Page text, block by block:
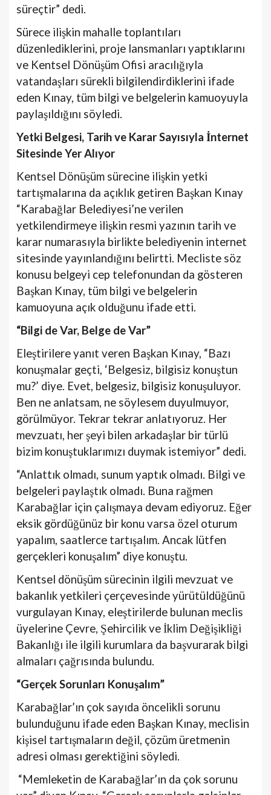
süreçtir” dedi.
Sürece ilişkin mahalle toplantıları
düzenlediklerini, proje lansmanları yaptıklarını
ve Kentsel Dönüşüm Ofisi aracılığıyla
vatandaşları sürekli bilgilendirdiklerini ifade
eden Kınay, tüm bilgi ve belgelerin kamuoyuyla
paylaşıldığını söyledi.
Yetki Belgesi, Tarih ve Karar Sayısıyla İnternet
Sitesinde Yer Alıyor
Kentsel Dönüşüm sürecine ilişkin yetki
tartışmalarına da açıklık getiren Başkan Kınay
“Karabağlar Belediyesi’ne verilen
yetkilendirmeye ilişkin resmi yazının tarih ve
karar numarasıyla birlikte belediyenin internet
sitesinde yayınlandığını belirtti. Mecliste söz
konusu belgeyi cep telefonundan da gösteren
Başkan Kınay, tüm bilgi ve belgelerin
kamuoyuna açık olduğunu ifade etti.
“Bilgi de Var, Belge de Var”
Eleştirilere yanıt veren Başkan Kınay, “Bazı
konuşmalar geçti, ‘Belgesiz, bilgisiz konuştun
mu?’ diye. Evet, belgesiz, bilgisiz konuşuluyor.
Ben ne anlatsam, ne söylesem duyulmuyor,
görülmüyor. Tekrar tekrar anlatıyoruz. Her
mevzuatı, her şeyi bilen arkadaşlar bir türlü
bizim konuştuklarımızı duymak istemiyor” dedi.
“Anlattık olmadı, sunum yaptık olmadı. Bilgi ve
belgeleri paylaştık olmadı. Buna rağmen
Karabağlar için çalışmaya devam ediyoruz. Eğer
eksik gördüğünüz bir konu varsa özel oturum
yapalım, saatlerce tartışalım. Ancak lütfen
gerçekleri konuşalım” diye konuştu.
Kentsel dönüşüm sürecinin ilgili mevzuat ve
bakanlık yetkileri çerçevesinde yürütüldüğünü
vurgulayan Kınay, eleştirilerde bulunan meclis
üyelerine Çevre, Şehircilik ve İklim Değişikliği
Bakanlığı ile ilgili kurumlara da başvurarak bilgi
almaları çağrısında bulundu.
“Gerçek Sorunları Konuşalım”
Karabağlar’ın çok sayıda öncelikli sorunu
bulunduğunu ifade eden Başkan Kınay, meclisin
kişisel tartışmaların değil, çözüm üretmenin
adresi olması gerektiğini söyledi.
“Memleketin de Karabağlar’ın da çok sorunu